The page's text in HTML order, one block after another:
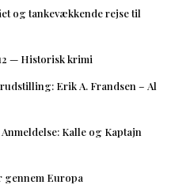
og tankevækkende rejse til
— Historisk krimi
Erik A. Frandsen – Al
Kalle og Kaptajn
gennem Europa